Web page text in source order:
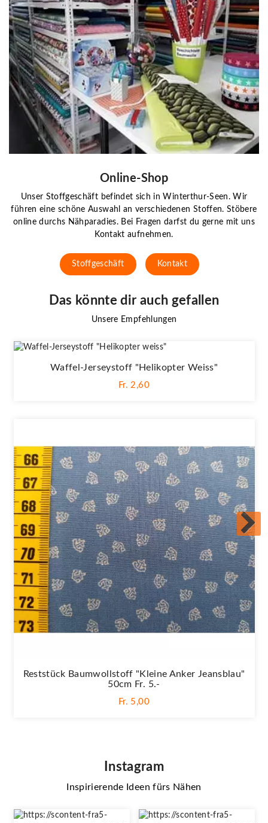
Online-Shop
Unser Stoffgeschäft befindet sich in Winterthur-Seen. Wir
führen eine schöne Auswahl an verschiedenen Stoffen. Stöbere
online durchs Nähparadies. Bei Fragen darfst du gerne mit uns
Kontakt aufnehmen.
Stoffgeschäft Kontakt
Das könnte dir auch gefallen
Unsere Empfehlungen
Waffel-Jerseystoff "Helikopter Weiss"
Fr. 2,60
Reststück Baumwollstoff "Kleine Anker Jeansblau"
50cm Fr. 5.-
Fr. 5,00
Instagram
Inspirierende Ideen fürs Nähen